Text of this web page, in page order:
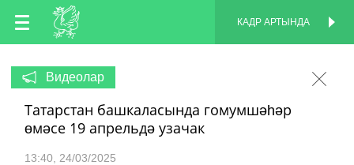
TT
EN
КАДР АРТЫНДА
Видеолар
Татарстан башкаласында гомумшәһәр
өмәсе 19 апрельдә узачак
13:40 24/03/2025
КАДР АРТЫНДА